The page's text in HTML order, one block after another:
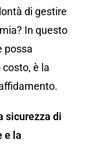
di gestire
In questo
possa
è la
sicurezza di
e la